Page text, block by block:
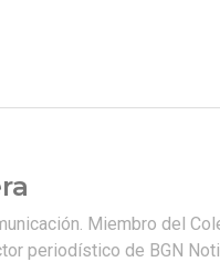
Miembro del
periodístico de BGN